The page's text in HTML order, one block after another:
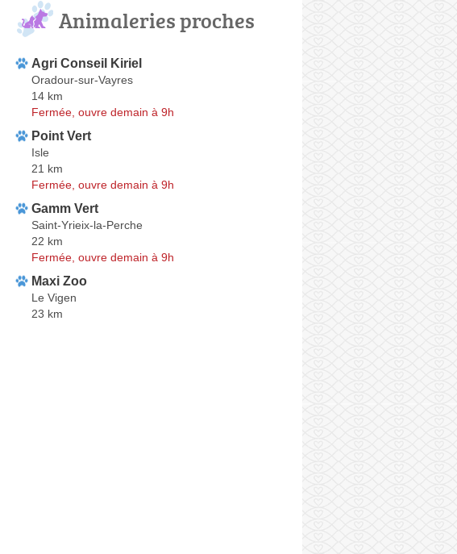
Animaleries proches
Agri Conseil Kiriel
Oradour-sur-Vayres
14 km
Fermée, ouvre demain à 9h
Point Vert
Isle
21 km
Fermée, ouvre demain à 9h
Gamm Vert
Saint-Yrieix-la-Perche
22 km
Fermée, ouvre demain à 9h
Maxi Zoo
Le Vigen
23 km